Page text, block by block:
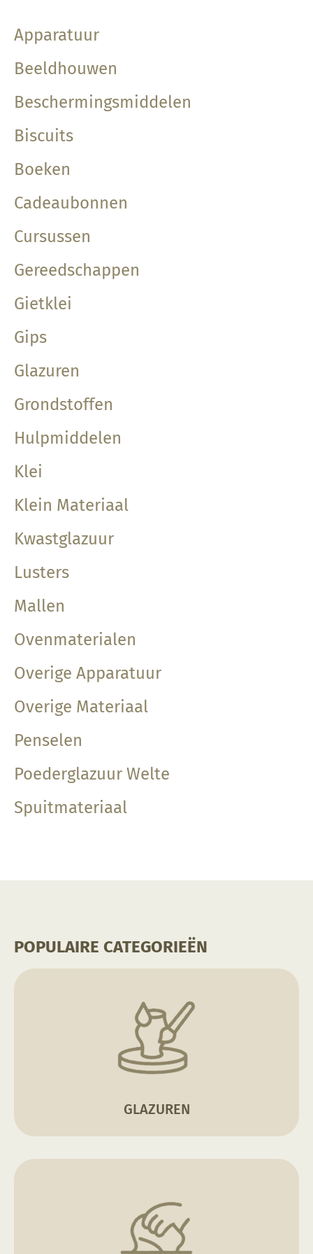
Apparatuur
Beeldhouwen
Beschermingsmiddelen
Biscuits
Boeken
Cadeaubonnen
Cursussen
Gereedschappen
Gietklei
Gips
Glazuren
Grondstoffen
Hulpmiddelen
Klei
Klein Materiaal
Kwastglazuur
Lusters
Mallen
Ovenmaterialen
Overige Apparatuur
Overige Materiaal
Penselen
Poederglazuur Welte
Spuitmateriaal
POPULAIRE CATEGORIEËN
GLAZUREN